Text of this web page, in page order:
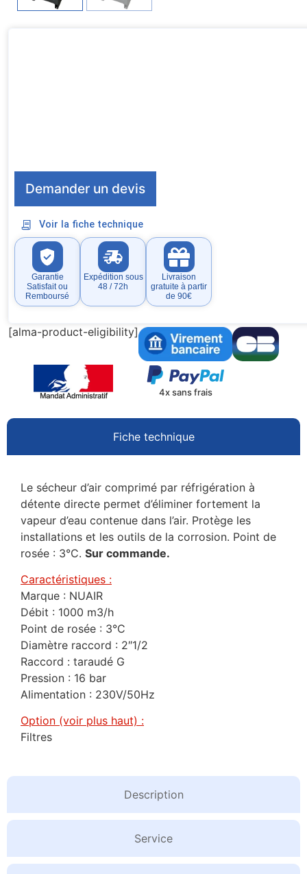
Demander un devis
Voir la fiche technique
Garantie
Satisfait ou
Remboursé
Expédition sous
48 / 72h
Livraison
gratuite à partir
de 90€
[alma-product-eligibility]
4x sans frais
Fiche technique
Description
Service
Le sécheur d’air comprimé par réfrigération à
détente directe permet d’éliminer fortement la
vapeur d’eau contenue dans l’air. Protège les
installations et les outils de la corrosion. Point de
rosée : 3°C. Sur commande.
Caractéristiques :
Marque : NUAIR
Débit : 1000 m3/h
Point de rosée : 3°C
Diamètre raccord : 2″1/2
Raccord : taraudé G
Pression : 16 bar
Alimentation : 230V/50Hz
Option (voir plus haut) :
Filtres